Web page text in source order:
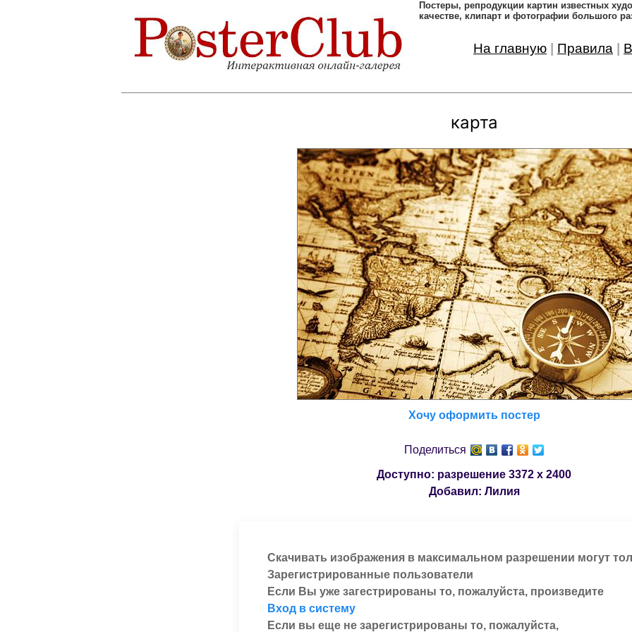
Постеры, pепродукции картин известных
качестве, клипарт и фотографии большого
На главную Правила
карта
Хочу оформить постер
Поделиться
Доступно: разрешение 3372 x 2400
Добавил: Лилия
Скачивать изображения в максимальном разрешении могут
Зарегистрированные пользователи
Если Вы уже загестрированы то, пожалуйста, произведите
Вход в систему
Если вы еще не зарегистрированы то, пожалуйста,